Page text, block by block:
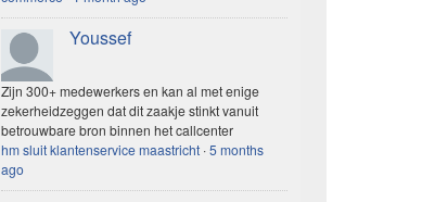
Youssef
Zijn 300+ medewerkers en kan al met enige
zekerheidzeggen dat dit zaakje stinkt vanuit
betrouwbare bron binnen het callcenter
hm sluit klantenservice maastricht ·5 months
ago